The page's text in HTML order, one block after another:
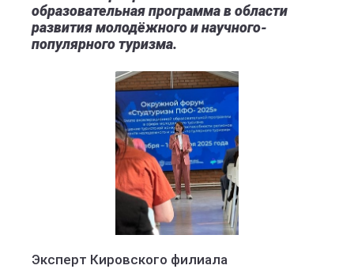
образовательная программа в области
развития молодёжного и научного-
популярного туризма.
Эксперт Кировского филиала